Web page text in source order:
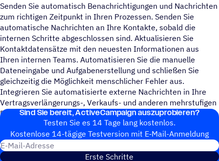
Senden Sie automatisch Benachrichtigungen und Nachrichten
zum richtigen Zeitpunkt in Ihren Prozessen. Senden Sie
automatische Nachrichten an Ihre Kontakte, sobald die
internen Schritte abgeschlossen sind. Aktualisieren Sie
Kontaktdatensätze mit den neuesten Informationen aus
Ihren internen Teams. Automatisieren Sie die manuelle
Dateneingabe und Aufgabenerstellung und schließen Sie
gleichzeitig die Möglichkeit menschlicher Fehler aus.
Integrieren Sie automatisierte externe Nachrichten in Ihre
Vertragsverlängerungs-, Verkaufs- und anderen mehrstufigen
Prozesse.Sind Sie bereit, ActiveCampaign auszuprobieren?
Testen Sie es 14 Tage lang kostenlos.
Kosten­lose 14-tägige Test­ver­sion mit E‑Mail-Anmel­dung
Erste Schritte